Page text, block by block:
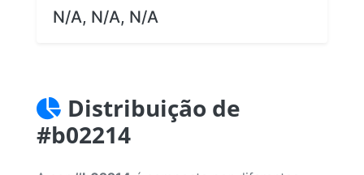
N/A, N/A, N/A
Distribuição de
#b02214